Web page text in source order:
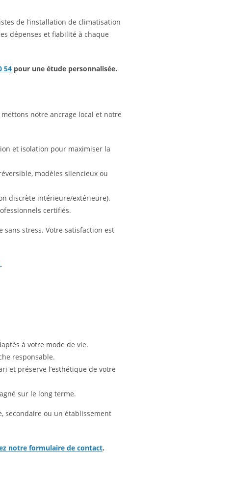
de l’installation de climatisation
dépenses et fiabilité à chaque
54 pour une étude personnalisée.
notre ancrage local et notre
et isolation pour maximiser la
modèles silencieux ou
discrète intérieure/extérieure).
certifiés.
stress. Votre satisfaction est
.
à votre mode de vie.
responsable.
et préserve l’esthétique de votre
sur le long terme.
secondaire ou un établissement
notre formulaire de contact.